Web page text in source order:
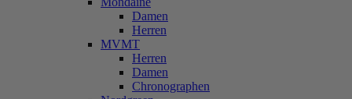
Damen
Herren
MVMT
Herren
Damen
Chronographen